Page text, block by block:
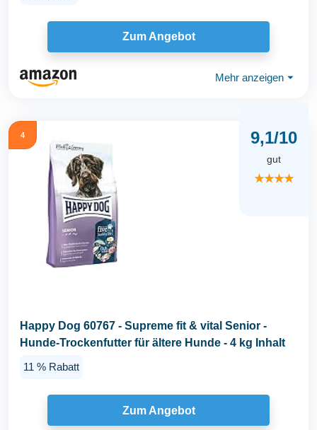
Zum Angebot
Mehr anzeigen ⏷
4 9,1/10
gut
★★★★
Happy Dog 60767 - Supreme fit & vital Senior -
Hunde-Trockenfutter für ältere Hunde - 4 kg Inhalt
11 % Rabatt
Zum Angebot